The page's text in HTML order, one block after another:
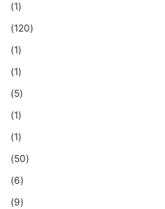
(1)
(120)
(1)
(1)
(5)
(1)
(1)
(50)
(6)
(9)